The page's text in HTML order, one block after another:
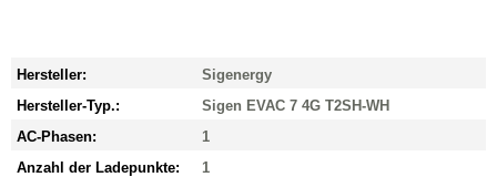
Hersteller:
Sigenergy
Hersteller-Typ.:
Sigen EVAC 7 4G T2SH-WH
AC-Phasen:
1
Anzahl der Ladepunkte:
1